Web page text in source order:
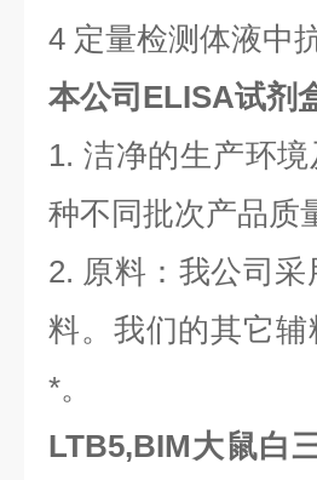
4 定量检测体液中
本公司ELISA试剂
1. 洁净的生产环
种不同批次产品质
2. 原料：我公司
料。我们的其它
*。
LTB5,BIM大鼠白